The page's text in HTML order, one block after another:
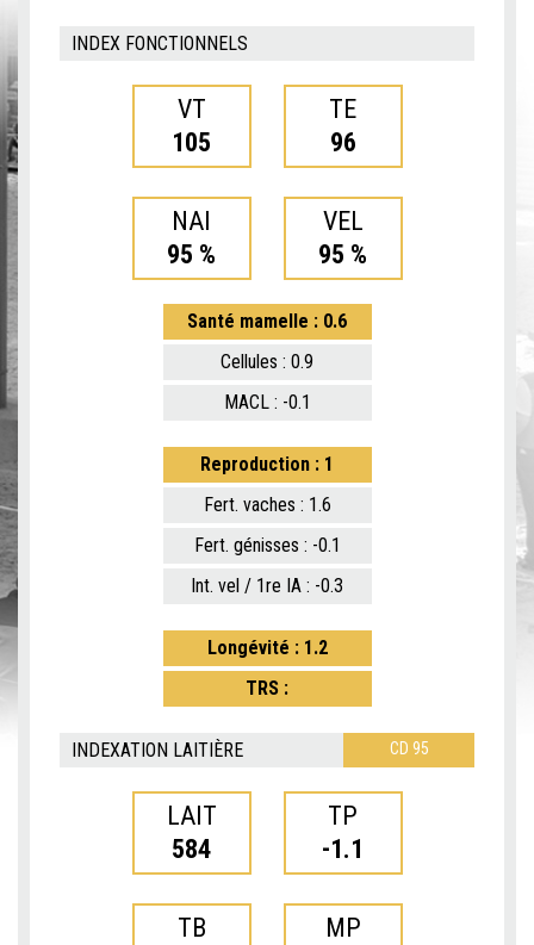
INDEX FONCTIONNELS
VT
105
TE
96
NAI
95 %
VEL
95 %
Santé mamelle : 0.6
Cellules : 0.9
MACL : -0.1
Reproduction : 1
Fert. vaches : 1.6
Fert. génisses : -0.1
Int. vel / 1re IA : -0.3
Longévité : 1.2
TRS :
INDEXATION LAITIÈRE CD 95
LAIT
584
TP
-1.1
TB
MP